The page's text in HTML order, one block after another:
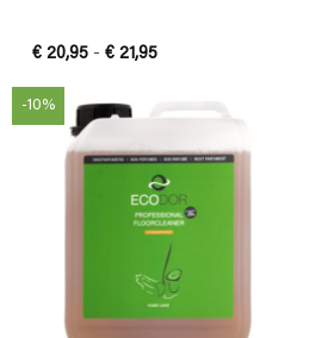
€ 20,95 - € 21,95Prijsklasse:
-10%